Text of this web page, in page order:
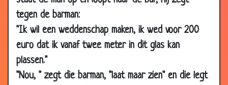
tegen de barman:
"Ik wil een weddenschap maken, ik wed voor 200
euro dat ik vanaf twee meter in dit glas kan
plassen."
"Nou, " zegt die barman, "laat maar zien" en die legt
2006
2006
Ezel
2006
Minst slijtage